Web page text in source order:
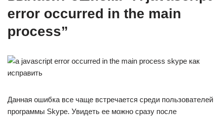
error occurred in the main
process”
Данная ошибка все чаще встречается среди пользователей
программы Skype. Увидеть ее можно сразу после